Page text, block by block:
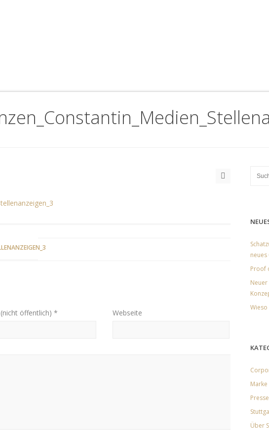
(nicht öffentlich) * Webseite
neues
Proof
Wieso
Marke
Presse
Über